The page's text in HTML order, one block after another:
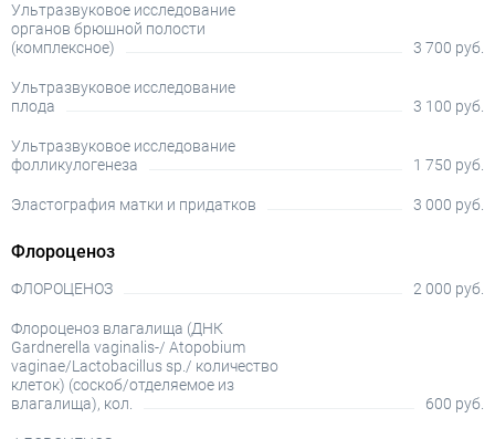
Ультразвуковое исследование
органов брюшной полости
(комплексное)
3 700 руб.
Ультразвуковое исследование
плода
3 100 руб.
Ультразвуковое исследование
фолликулогенеза
1 750 руб.
Эластография матки и придатков 3 000 руб.
Флороценоз
ФЛОРОЦЕНОЗ 2 000 руб.
Флороценоз влагалища (ДНК
Gardnerella vaginalis-/ Atopobium
vaginae/Lactobacillus sp./ количество
клеток) (соскоб/отделяемое из
влагалища), кол.
600 руб.